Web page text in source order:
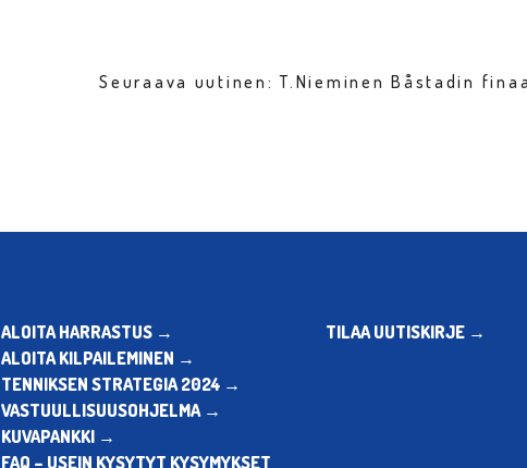
Seuraava uutinen: T.Nieminen Båstadin
ALOITA HARRASTUS →
ALOITA KILPAILEMINEN →
TENNIKSEN STRATEGIA 2024 →
VASTUULLISUUSOHJELMA →
KUVAPANKKI →
FAQ – USEIN KYSYTYT KYSYMYKSET
TILAA UUTISKIRJE →